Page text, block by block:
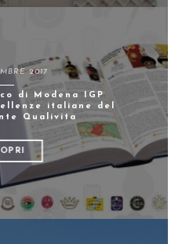
2017
di Modena IGP
italiane del
Qualivita